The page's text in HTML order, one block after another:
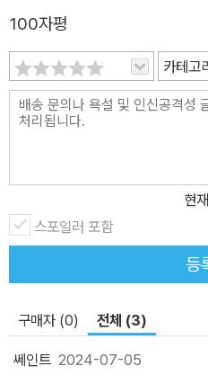
가 되기도 한다. 하지만 살아보기
제 해결에 도움이 되는 새로운 인적
역 주민 즉 ‘정주인구’는 아니지만
여하고자 하는 인구를 ‘관계인구’,
스를 자주 소비하는 사람, 자신의
이 되는 활동을 하는 사람을 의미한다. 고령 사람에 관한 이야기
은 고령 사람에 관한 이야기다. 마
열정을 갖고 고령의 문화를 알리는
고령 곳곳에서 일하고 활동하는
100자평
카테고
현재
스포일러 포함
등
구매자 (0) 전체 (3)
쎄인트 2024-07-05